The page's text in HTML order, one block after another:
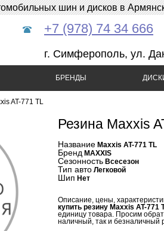
шин и дисков в
+7 (978) 74 34 666
г. Симферополь, ул.
БРЕНДЫ
AT-771 TL
Резина Maxxis
Название Maxxis AT-771 TL
Бренд MAXXIS
Сезонность Всесезон
Тип авто Легковой
Шип Нет
Описание, цены,
купить резину Maxxis AT-771
единицу товара. Просим
наличный, так и безналичный